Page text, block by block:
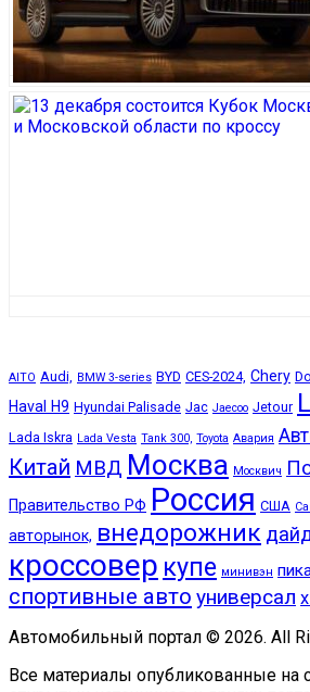
AITO Audi, BMW 3-series BYD CES-2024, Chery
Haval H9 Hyundai Palisade Jac Jaecoo Jetour
Lada Iskra Lada Vesta Tank 300, Toyota Авария
Китай МВД Москва Москвич
Правительство РФ Россия США
авторынок, внедорожник
кроссовер купе минивэн
спортивные авто универсал
Автомобильный портал © 2026. All
Все материалы опубликованные на